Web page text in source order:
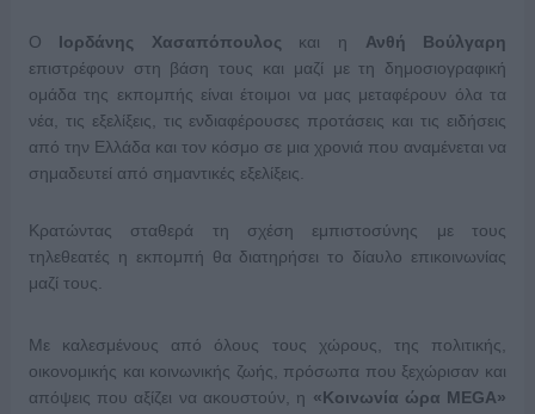
Ο Ιορδάνης Χασαπόπουλος και η Ανθή Βούλγαρη
επιστρέφουν στη βάση τους και μαζί με τη δημοσιογραφική
ομάδα της εκπομπής είναι έτοιμοι να μας μεταφέρουν όλα τα
νέα, τις εξελίξεις, τις ενδιαφέρουσες προτάσεις και τις ειδήσεις
από την Ελλάδα και τον κόσμο σε μια χρονιά που αναμένεται να
σημαδευτεί από σημαντικές εξελίξεις.
Κρατώντας σταθερά τη σχέση εμπιστοσύνης με τους
τηλεθεατές η εκπομπή θα διατηρήσει το δίαυλο επικοινωνίας
μαζί τους.
Με καλεσμένους από όλους τους χώρους, της πολιτικής,
οικονομικής και κοινωνικής ζωής, πρόσωπα που ξεχώρισαν και
απόψεις που αξίζει να ακουστούν, η «Κοινωνία ώρα MEGA»